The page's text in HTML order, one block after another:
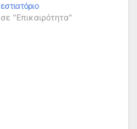
εστιατόριο
σε "Επικαιρότητα"